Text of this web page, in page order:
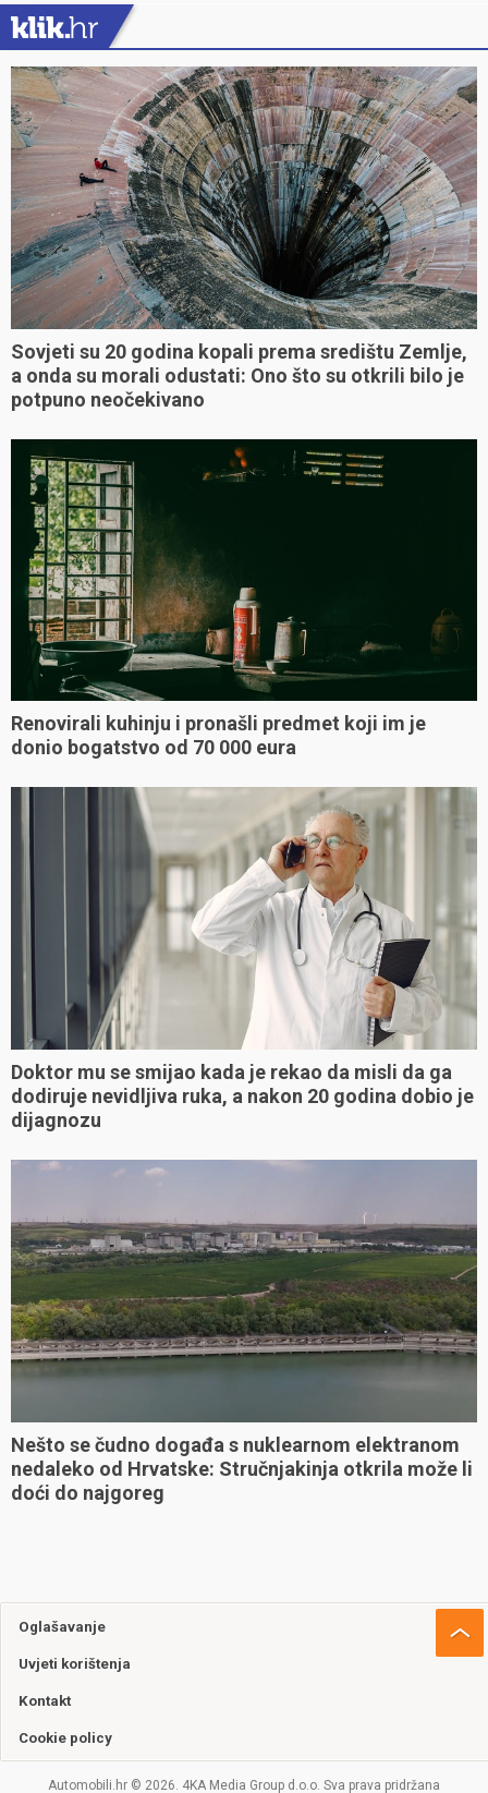
Sovjeti su 20 godina kopali prema središtu Zemlje,
a onda su morali odustati: Ono što su otkrili bilo je
potpuno neočekivano
Renovirali kuhinju i pronašli predmet koji im je
donio bogatstvo od 70 000 eura
Doktor mu se smijao kada je rekao da misli da ga
dodiruje nevidljiva ruka, a nakon 20 godina dobio je
dijagnozu
Nešto se čudno događa s nuklearnom elektranom
nedaleko od Hrvatske: Stručnjakinja otkrila može li
doći do najgoreg
Oglašavanje
Uvjeti korištenja
Kontakt
Cookie policy
Automobili.hr © 2026. 4KA Media Group d.o.o. Sva prava pridržana